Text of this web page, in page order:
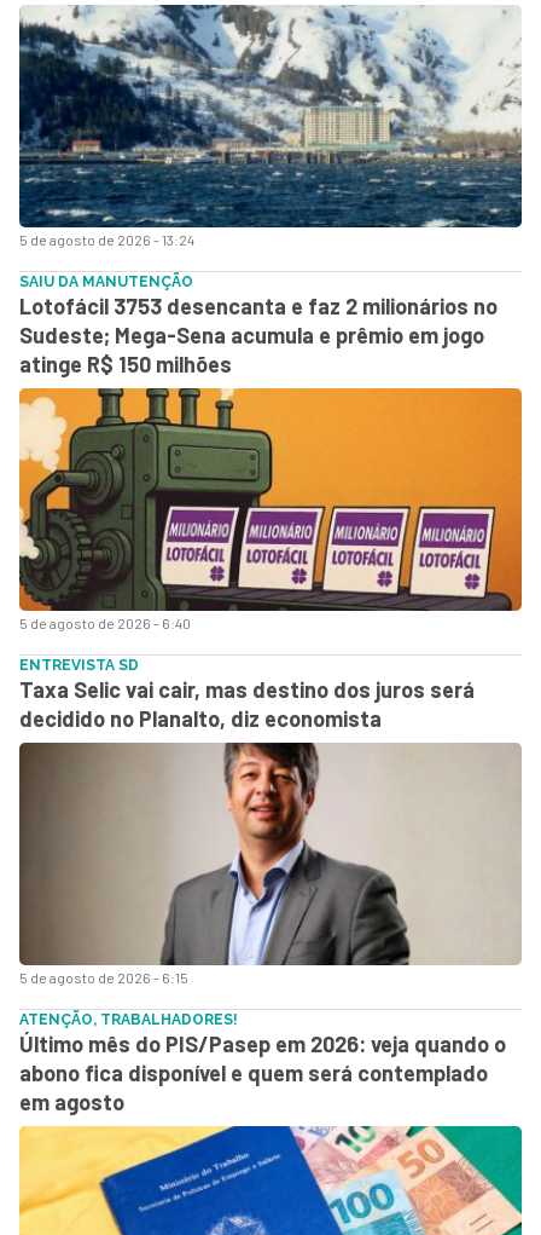
5 de agosto de 2026 - 13:24
5 de agosto de 2026 - 6:40
SAIU DA MANUTENÇÃO
Lotofácil 3753 desencanta e faz 2 milionários no
Sudeste; Mega-Sena acumula e prêmio em jogo
atinge R$ 150 milhões
5 de agosto de 2026 - 6:15
ENTREVISTA SD
Taxa Selic vai cair, mas destino dos juros será
decidido no Planalto, diz economista
ATENÇÃO, TRABALHADORES!
Último mês do PIS/Pasep em 2026: veja quando o
abono fica disponível e quem será contemplado
em agosto